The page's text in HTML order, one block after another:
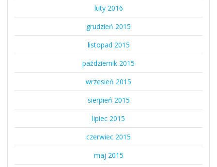
luty 2016
grudzień 2015
listopad 2015
październik 2015
wrzesień 2015
sierpień 2015
lipiec 2015
czerwiec 2015
maj 2015